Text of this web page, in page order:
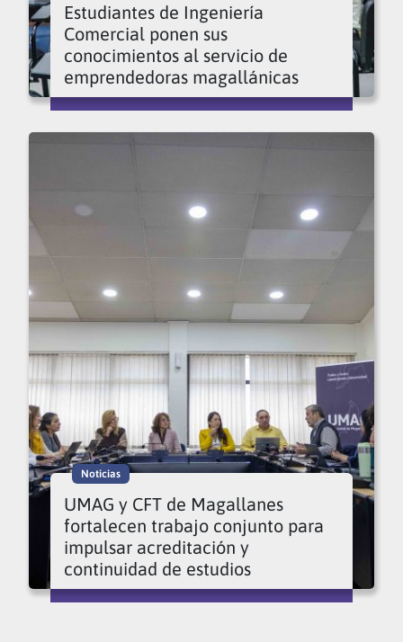
Estudiantes de Ingeniería
Comercial ponen sus
conocimientos al servicio de
emprendedoras magallánicas
Noticias
UMAG y CFT de Magallanes
fortalecen trabajo conjunto para
impulsar acreditación y
continuidad de estudios